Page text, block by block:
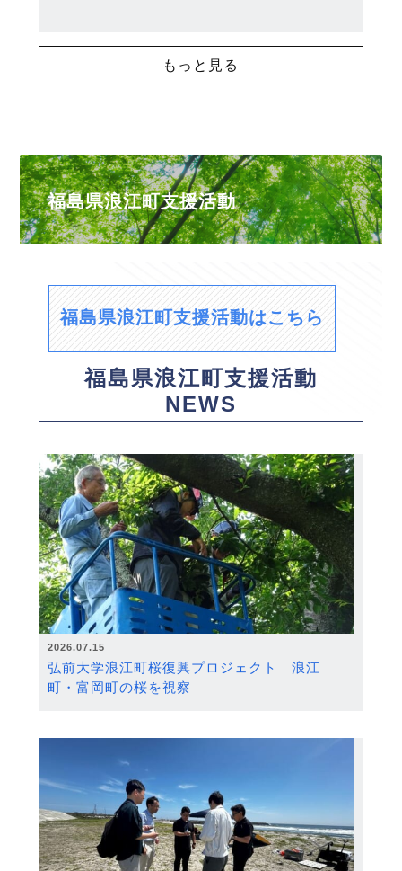
もっと見る
福島県浪江町支援活動
福島県浪江町支援活動はこちら
福島県浪江町支援活動
NEWS
2026.07.15
弘前大学浪江町桜復興プロジェクト 浪江
町・富岡町の桜を視察